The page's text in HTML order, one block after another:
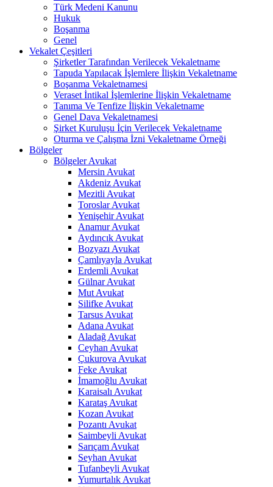
Türk Medeni Kanunu
Hukuk
Boşanma
Genel
Vekalet Çeşitleri
Şirketler Tarafından Verilecek Vekaletname
Tapuda Yapılacak İşlemlere İlişkin Vekaletname
Boşanma Vekaletnamesi
Veraset İntikal İşlemlerine İlişkin Vekaletname
Tanıma Ve Tenfize İlişkin Vekaletname
Genel Dava Vekaletnamesi
Şirket Kuruluşu İçin Verilecek Vekaletname
Oturma ve Çalışma İzni Vekaletname Örneği
Bölgeler
Bölgeler Avukat
Mersin Avukat
Akdeniz Avukat
Mezitli Avukat
Toroslar Avukat
Yenişehir Avukat
Anamur Avukat
Aydıncık Avukat
Bozyazı Avukat
Çamlıyayla Avukat
Erdemli Avukat
Gülnar Avukat
Mut Avukat
Silifke Avukat
Tarsus Avukat
Adana Avukat
Aladağ Avukat
Ceyhan Avukat
Çukurova Avukat
Feke Avukat
İmamoğlu Avukat
Karaisalı Avukat
Karataş Avukat
Kozan Avukat
Pozantı Avukat
Saimbeyli Avukat
Sarıçam Avukat
Seyhan Avukat
Tufanbeyli Avukat
Yumurtalık Avukat